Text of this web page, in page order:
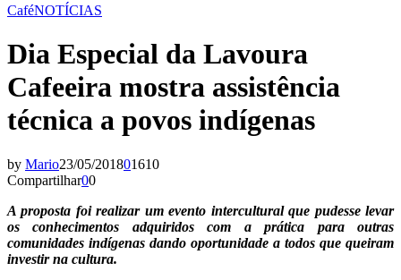
CaféNOTÍCIAS
Dia Especial da Lavoura
Cafeeira mostra assistência
técnica a povos indígenas
by Mario23/05/201801610
Compartilhar00
A proposta foi realizar um evento intercultural que pudesse levar
os conhecimentos adquiridos com a prática para outras
comunidades indígenas dando oportunidade a todos que queiram
investir na cultura.